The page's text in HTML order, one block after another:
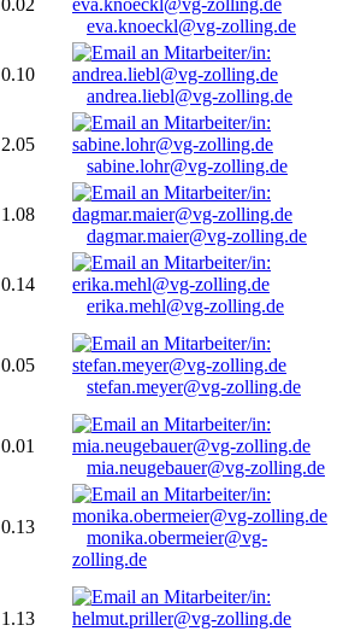
0.02
eva.knoeckl@vg-zolling.de
0.10
andrea.liebl@vg-zolling.de
2.05
sabine.lohr@vg-zolling.de
1.08
dagmar.maier@vg-zolling.de
0.14
erika.mehl@vg-zolling.de
0.05
stefan.meyer@vg-zolling.de
0.01
mia.neugebauer@vg-zolling.de
0.13
monika.obermeier@vg-
zolling.de
1.13